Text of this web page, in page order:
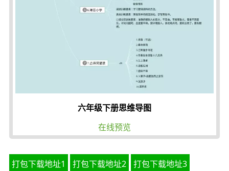
六年级下册思维导图
在线预览
打包下载地址1 打包下载地址2 打包下载地址3